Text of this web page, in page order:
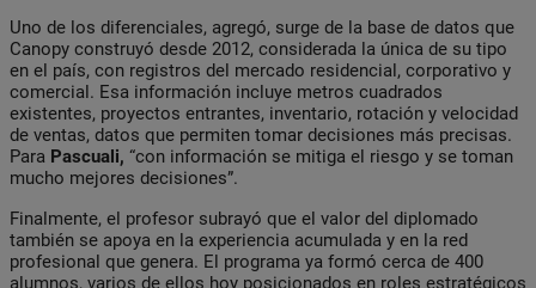
Uno de los diferenciales, agregó, surge de la base de datos que
Canopy construyó desde 2012, considerada la única de su tipo
en el país, con registros del mercado residencial, corporativo y
comercial. Esa información incluye metros cuadrados
existentes, proyectos entrantes, inventario, rotación y velocidad
de ventas, datos que permiten tomar decisiones más precisas.
Para Pascuali, “con información se mitiga el riesgo y se toman
mucho mejores decisiones”.
Finalmente, el profesor subrayó que el valor del diplomado
también se apoya en la experiencia acumulada y en la red
profesional que genera. El programa ya formó cerca de 400
alumnos, varios de ellos hoy posicionados en roles estratégicos